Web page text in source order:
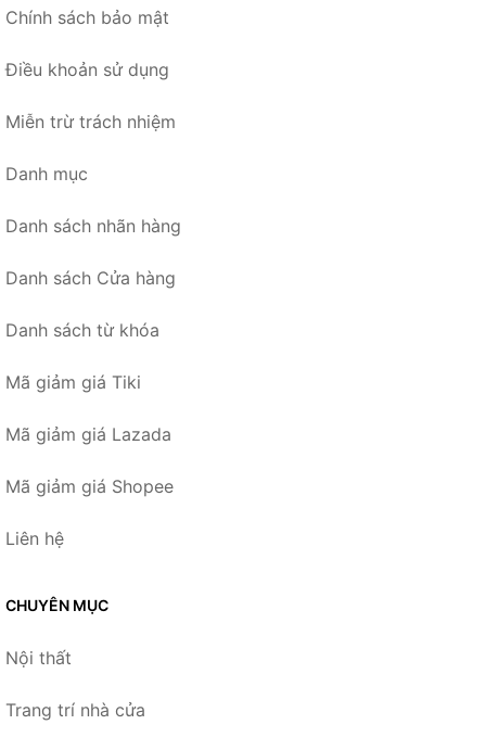
Chính sách bảo mật
Điều khoản sử dụng
Miễn trừ trách nhiệm
Danh mục
Danh sách nhãn hàng
Danh sách Cửa hàng
Danh sách từ khóa
Mã giảm giá Tiki
Mã giảm giá Lazada
Mã giảm giá Shopee
Liên hệ
CHUYÊN MỤC
Nội thất
Trang trí nhà cửa